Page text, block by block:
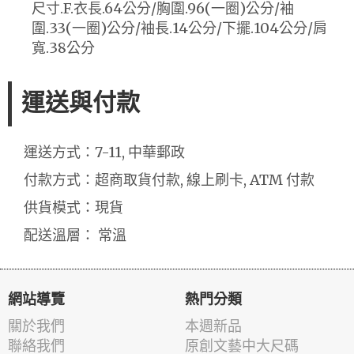
尺寸.F.衣長.64公分/胸圍.96(一圈)公分/袖
圍.33(一圈)公分/袖長.14公分/下擺.104公分/肩
寬.38公分
運送與付款
運送方式：7-11, 中華郵政
付款方式：超商取貨付款, 線上刷卡, ATM 付款
供貨模式：現貨
配送溫層： 常溫
網站導覽
關於我們
聯絡我們
熱門分類
本週新品
原創文藝中大尺碼